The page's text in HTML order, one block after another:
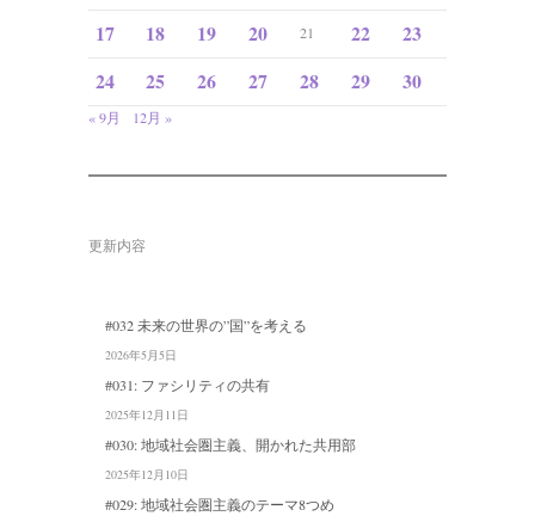
17
18 19 20 21 22
23
24
25 26 27 28 29 30
« 9月 12月 »
更新内容
#032 未来の世界の”国”を考える
2026年5月5日
#031: ファシリティの共有
2025年12月11日
#030: 地域社会圏主義、開かれた共用部
2025年12月10日
#029: 地域社会圏主義のテーマ8つめ